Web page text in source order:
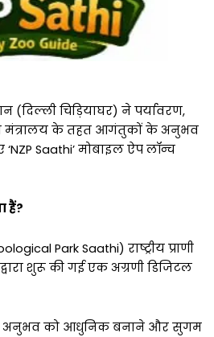
(दिल्ली चिड़ियाघर) ने पर्यावरण,
मंत्रालय के तहत आगंतुकों के अनुभव
Saathi’ मोबाइल ऐप लॉन्च
हैं?
Park Saathi) राष्ट्रीय प्राणी
शुरू की गई एक अग्रणी डिजिटल
को आधुनिक बनाने और सुगम